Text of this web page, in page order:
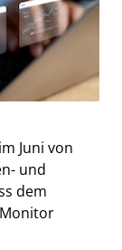
Juni von
und
dem